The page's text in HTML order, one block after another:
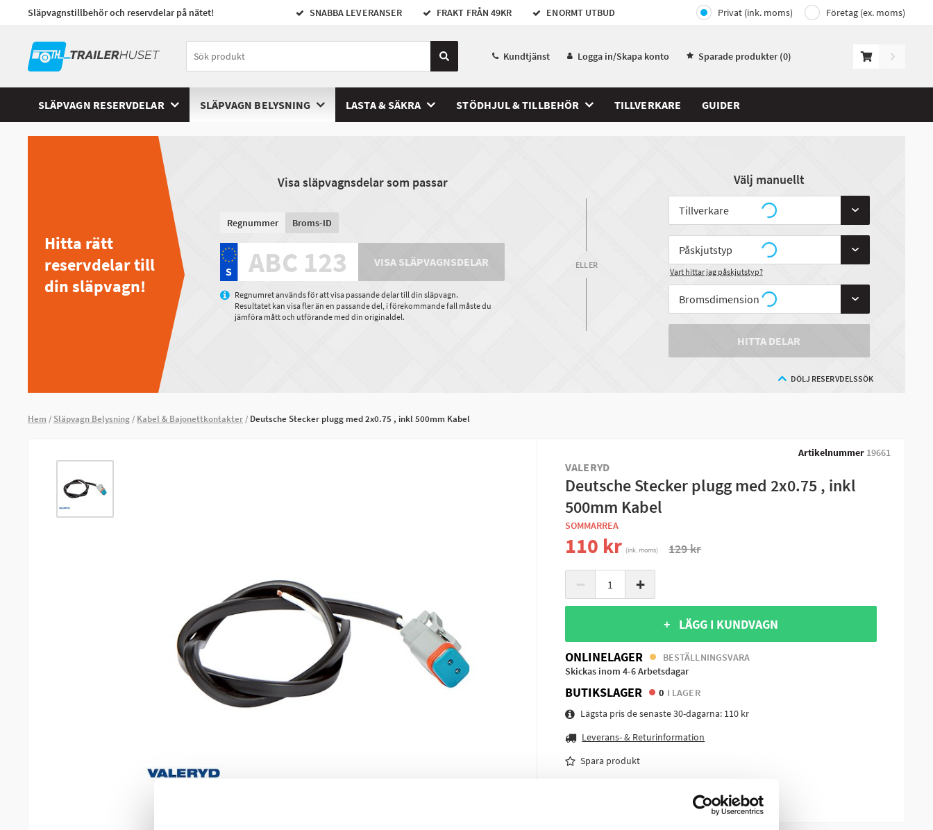
Släpvagnstillbehör och reservdelar på nätet! SNABBA LEVERANSER FRAKT FRÅN 49KR ENORMT UTBUD Privat (ink. moms) Företag (ex. moms)
Kundtjänst Logga in/Skapa konto Sparade produkter (0)
SLÄPVAGN RESERVDELAR SLÄPVAGN BELYSNING LASTA & SÄKRA STÖDHJUL & TILLBEHÖR TILLVERKARE GUIDER
Hitta rätt
reservdelar till
din släpvagn!
Visa släpvagnsdelar som passar
Regnummer Broms-ID
VISA SLÄPVAGNSDELAR
Regnumret används för att visa passande delar till din släpvagn.
Resultatet kan visa fler än en passande del, i förekommande fall måste du
jämföra mått och utförande med din originaldel.
ELLER
Välj manuellt
Vart hittar jag påskjutstyp?
HITTA DELAR
DÖLJ RESERVDELSSÖK
Hem Släpvagn Belysning Kabel & Bajonettkontakter Deutsche Stecker plugg med 2x0.75 , inkl 500mm Kabel
Artikelnummer 19661
VALERYD
Deutsche Stecker plugg med 2x0.75 , inkl
500mm Kabel
SOMMARREA
110 kr (ink. moms) 129 kr
− +
+ LÄGG I KUNDVAGN
ONLINELAGER
BESTÄLLNINGSVARA
Skickas inom 4-6 Arbetsdagar
BUTIKSLAGER 0 I LAGER
Lägsta pris de senaste 30-dagarna: 110 kr
Leverans- & Returinformation
Spara produkt